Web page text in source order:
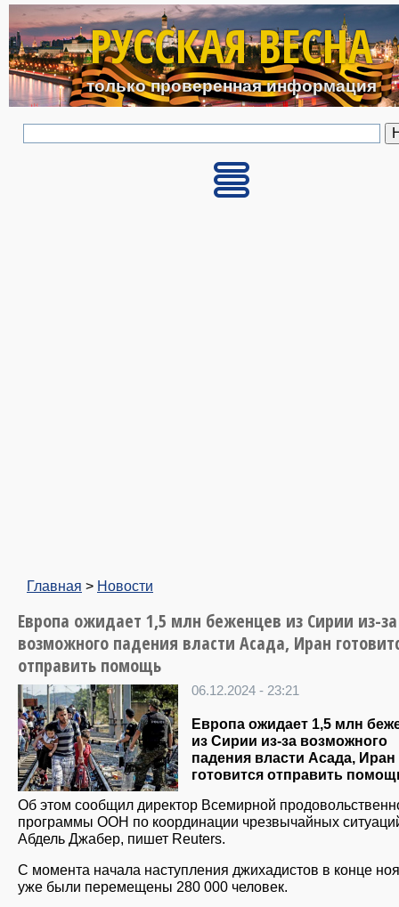
Перейти к основному
РУССКАЯ ВЕСНА
только проверенная информация
Главная > Новости
Европа ожидает 1,5 млн беженцев из Сирии из-за
возможного падения власти Асада, Иран
отправить помощь
06.12.2024 - 23:21
Европа ожидает 1,5 млн
из Сирии из-за возможного
падения власти Асада, Иран
готовится отправить
Об этом сообщил директор Всемирной
программы ООН по координации чрезвычайных
Абдель Джабер, пишет Reuters.
С момента начала наступления джихадистов в конце
уже были перемещены 280 000 человек.